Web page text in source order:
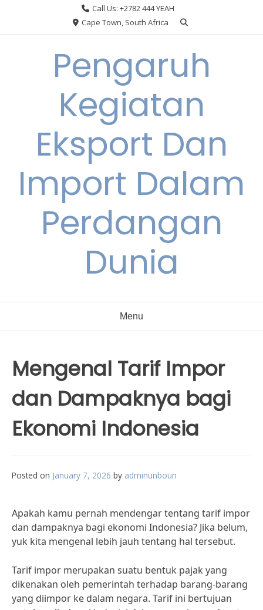
Call Us: +2782 444 YEAH
Cape Town, South Africa
Pengaruh
Kegiatan
Eksport Dan
Import Dalam
Perdangan
Dunia
Menu
Mengenal Tarif Impor
dan Dampaknya bagi
Ekonomi Indonesia
Posted on January 7, 2026 by adminunboun
Apakah kamu pernah mendengar tentang tarif impor
dan dampaknya bagi ekonomi Indonesia? Jika belum,
yuk kita mengenal lebih jauh tentang hal tersebut.
Tarif impor merupakan suatu bentuk pajak yang
dikenakan oleh pemerintah terhadap barang-barang
yang diimpor ke dalam negara. Tarif ini bertujuan